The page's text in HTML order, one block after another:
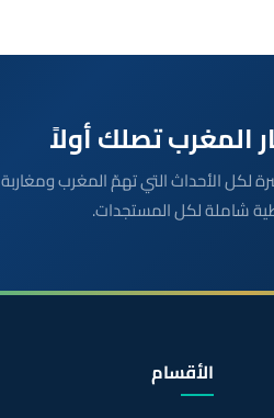
متابعة مباشرة لكل الأحداث التي تهمّ المغرب ومغاربة
شاملة لكل المستجدات.
الأقسام